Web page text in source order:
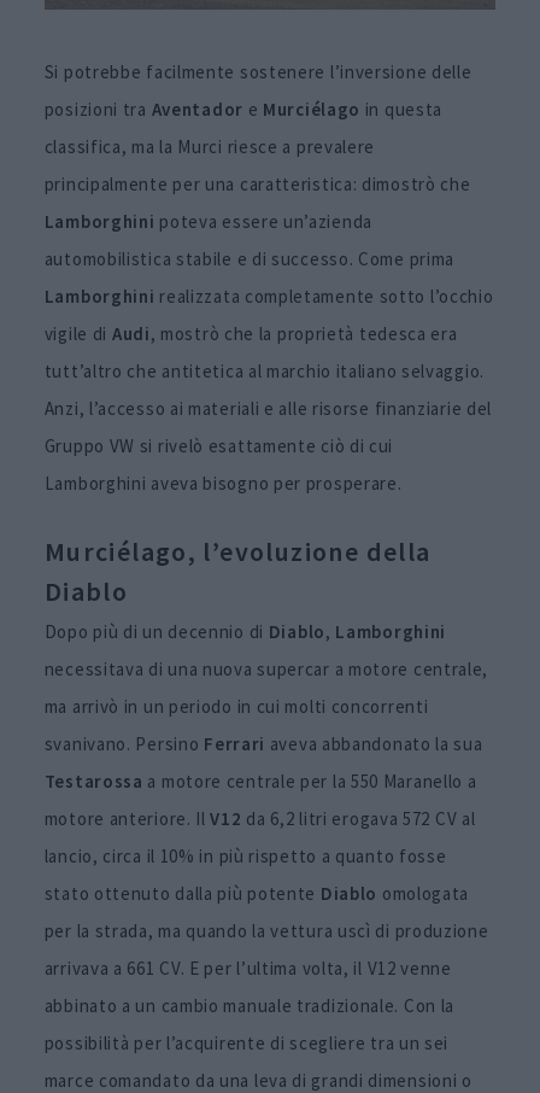
Si potrebbe facilmente sostenere l’inversione delle
posizioni tra Aventador e Murciélago in questa
classifica, ma la Murci riesce a prevalere
principalmente per una caratteristica: dimostrò che
Lamborghini poteva essere un’azienda
automobilistica stabile e di successo. Come prima
Lamborghini realizzata completamente sotto l’occhio
vigile di Audi, mostrò che la proprietà tedesca era
tutt’altro che antitetica al marchio italiano selvaggio.
Anzi, l’accesso ai materiali e alle risorse finanziarie del
Gruppo VW si rivelò esattamente ciò di cui
Lamborghini aveva bisogno per prosperare.
Murciélago, l’evoluzione della
Diablo
Dopo più di un decennio di Diablo, Lamborghini
necessitava di una nuova supercar a motore centrale,
ma arrivò in un periodo in cui molti concorrenti
svanivano. Persino Ferrari aveva abbandonato la sua
Testarossa a motore centrale per la 550 Maranello a
motore anteriore. Il V12 da 6,2 litri erogava 572 CV al
lancio, circa il 10% in più rispetto a quanto fosse
stato ottenuto dalla più potente Diablo omologata
per la strada, ma quando la vettura uscì di produzione
arrivava a 661 CV. E per l’ultima volta, il V12 venne
abbinato a un cambio manuale tradizionale. Con la
possibilità per l’acquirente di scegliere tra un sei
marce comandato da una leva di grandi dimensioni o